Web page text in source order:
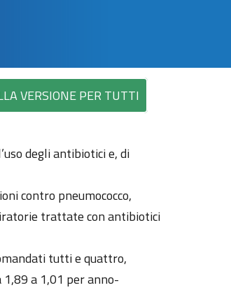
VERSIONE PER TUTTI
degli antibiotici e, di
contro pneumococco,
trattate con antibiotici
tutti e quattro,
a 1,01 per anno-